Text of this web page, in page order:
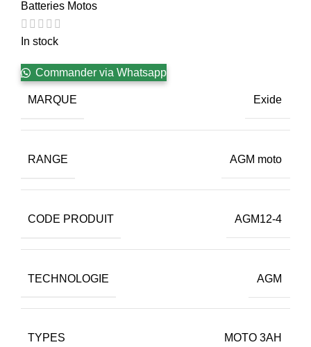
Batteries Motos
In stock
Commander via Whatsapp
MARQUE Exide
RANGE AGM moto
CODE PRODUIT AGM12-4
TECHNOLOGIE AGM
TYPES MOTO 3AH